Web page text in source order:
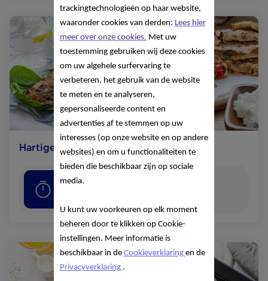
Hartige hüttenkäse pannenkoekjes
trackingtechnologieën op haar website,
waaronder cookies van derden: Lees hier
meer over onze cookies. Met uw
toestemming gebruiken wij deze cookies
om uw algehele surfervaring te
verbeteren, het gebruik van de website
te meten en te analyseren,
gepersonaliseerde content en
advertenties af te stemmen op uw
interesses (op onze website en op andere
websites) en om u functionaliteiten te
bieden die beschikbaar zijn op sociale
media.
U kunt uw voorkeuren op elk moment
beheren door te klikken op Cookie-
instellingen. Meer informatie is
beschikbaar in de Cookieverklaring en de
Privacyverklaring .